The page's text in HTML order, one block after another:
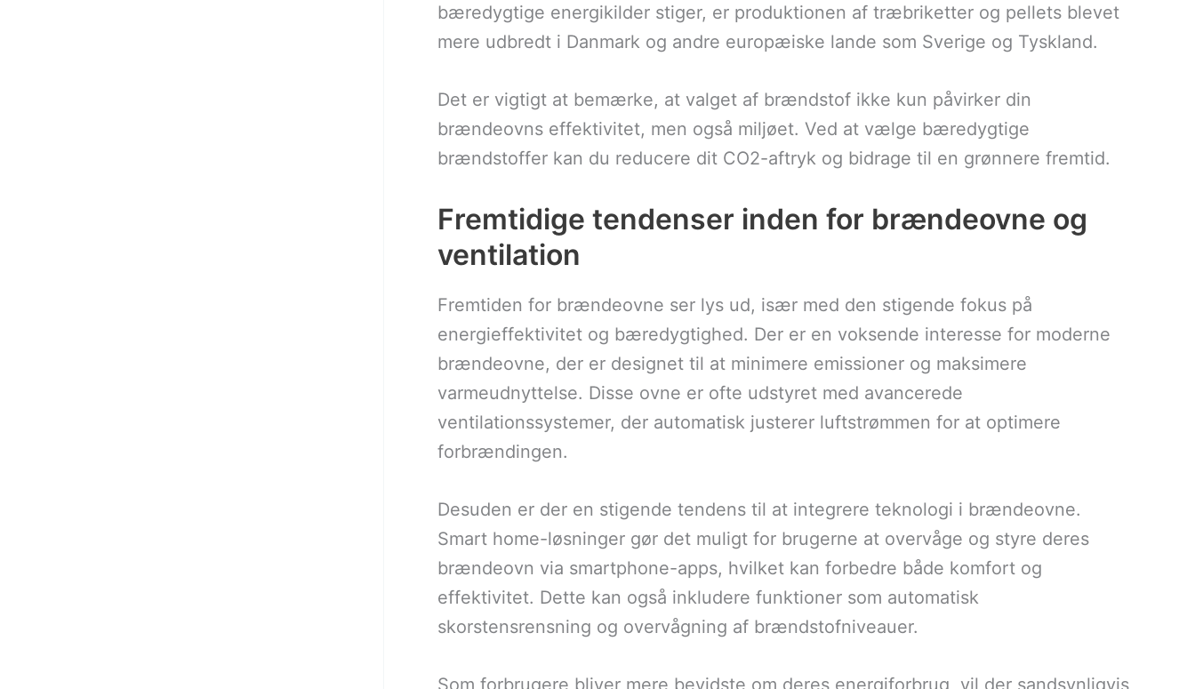
bæredygtige energikilder stiger, er produktionen af træbriketter og pellets blevet
mere udbredt i Danmark og andre europæiske lande som Sverige og Tyskland.
Det er vigtigt at bemærke, at valget af brændstof ikke kun påvirker din
brændeovns effektivitet, men også miljøet. Ved at vælge bæredygtige
brændstoffer kan du reducere dit CO2-aftryk og bidrage til en grønnere fremtid.
Fremtidige tendenser inden for brændeovne og
ventilation
Fremtiden for brændeovne ser lys ud, især med den stigende fokus på
energieffektivitet og bæredygtighed. Der er en voksende interesse for moderne
brændeovne, der er designet til at minimere emissioner og maksimere
varmeudnyttelse. Disse ovne er ofte udstyret med avancerede
ventilationssystemer, der automatisk justerer luftstrømmen for at optimere
forbrændingen.
Desuden er der en stigende tendens til at integrere teknologi i brændeovne.
Smart home-løsninger gør det muligt for brugerne at overvåge og styre deres
brændeovn via smartphone-apps, hvilket kan forbedre både komfort og
effektivitet. Dette kan også inkludere funktioner som automatisk
skorstensrensning og overvågning af brændstofniveauer.
Som forbrugere bliver mere bevidste om deres energiforbrug, vil der sandsynligvis